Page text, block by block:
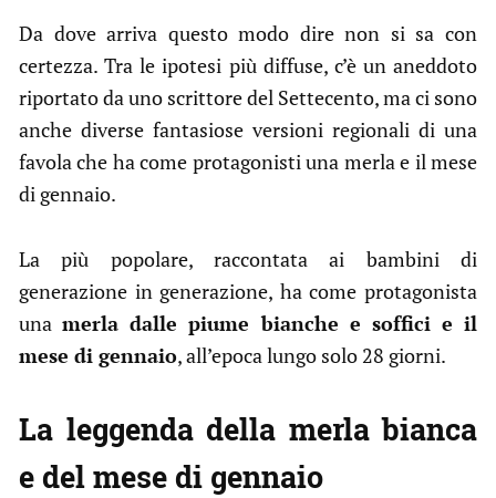
Da dove arriva questo modo dire non si sa con
certezza. Tra le ipotesi più diffuse, c’è un aneddoto
riportato da uno scrittore del Settecento, ma ci sono
anche diverse fantasiose versioni regionali di una
favola che ha come protagonisti una merla e il mese
di gennaio.
La più popolare, raccontata ai bambini di
generazione in generazione, ha come protagonista
unamerla dalle piume bianche e soffici e il
mese di gennaio, all’epoca lungo solo 28 giorni.
La leggenda della merla bianca
e del mese di gennaio